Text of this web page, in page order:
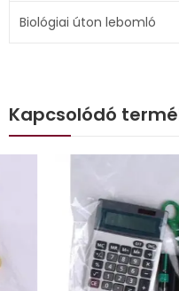
Biológiai úton lebomló
Kapcsolódó